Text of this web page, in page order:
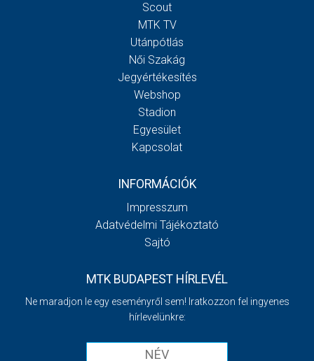
Scout
MTK TV
Utánpótlás
Női Szakág
Jegyértékesítés
Webshop
Stadion
Egyesület
Kapcsolat
INFORMÁCIÓK
Impresszum
Adatvédelmi Tájékoztató
Sajtó
MTK BUDAPEST HÍRLEVÉL
Ne maradjon le egy eseményről sem! Iratkozzon fel ingyenes
hírlevelünkre: